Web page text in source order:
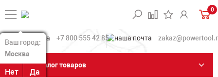
Ваш город:
Москва
Нет Да
Ваш город:
Москва
Нет Да
0
+7 800 555 42 85
Каталог товаров